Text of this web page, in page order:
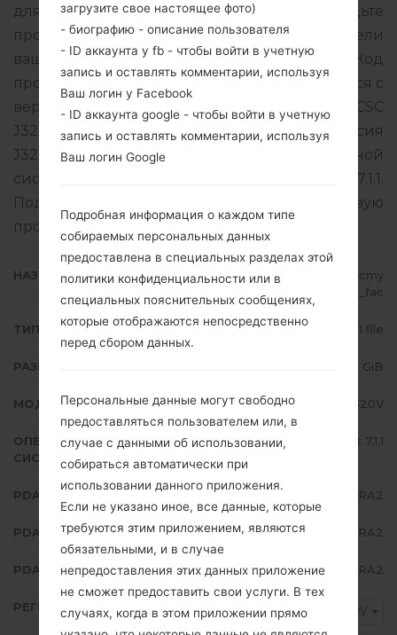
для Samsung Galaxy J3 2016, но не забудьте
проверить, соответствует ли номер модели
вашего смартфона указанному SM-J320V. Код
прошивки VZW для USA. Продукт поставляется с
версией PDA J320VVRS2BRA2 и версия CSC
J320VVZW2BRA2, MODEM версия
J320VVRS2BRA2. Версия операционной
системы данной прошивки Android Nougat 7.1.1.
Подробная инструкция, как прошить стоковую
прошивку на устройства Samsung
НАЗВАНИЕ ФАЙЛА
SM-J320V_1_20180115124327_vlcmy
b17a9_fac
ТИП ПРОШИВКИ 1 file
РАЗМЕР ФАЙЛА 1.81 GiB
МОДЕЛЬ Samsung SM-J320V
ОПЕРАЦИОННАЯ
СИСТЕМА
Android Nougat 7.1.1
PDA/AP ВЕРСИЯ J320VVRS2BRA2
PDA/AP ВЕРСИЯ J320VVZW2BRA2
PDA/AP ВЕРСИЯ J320VVRS2BRA2
РЕГИОН VZW
загрузите свое настоящее фото)
- биографию - описание пользователя
- ID аккаунта у fb - чтобы войти в учетную
запись и оставлять комментарии, используя
Ваш логин у Facebook
- ID аккаунта google - чтобы войти в учетную
запись и оставлять комментарии, используя
Ваш логин Google
Подробная информация о каждом типе
собираемых персональных данных
предоставлена в специальных разделах этой
политики конфиденциальности или в
специальных пояснительных сообщениях,
которые отображаются непосредственно
перед сбором данных.
Персональные данные могут свободно
предоставляться пользователем или, в
случае с данными об использовании,
собираться автоматически при
использовании данного приложения.
Если не указано иное, все данные, которые
требуются этим приложением, являются
обязательными, и в случае
непредоставления этих данных приложение
не сможет предоставить свои услуги. В тех
случаях, когда в этом приложении прямо